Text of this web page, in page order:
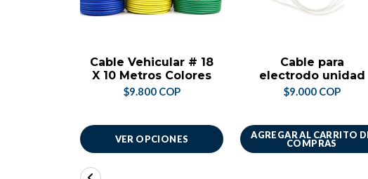
Cable Vehicular # 18
X 10 Metros Colores
$9.800 COP
VER OPCIONES
Cable para
electrodo unidad
$9.000 COP
AGREGAR AL CARRITO
COMPRAS